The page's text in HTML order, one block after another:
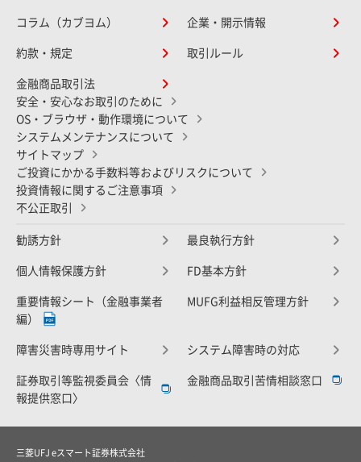
コラム（カブヨム） 企業・開示情報
約款・規定 取引ルール
金融商品取引法
安全・安心なお取引のために
OS・ブラウザ・動作環境について
システムメンテナンスについて
サイトマップ
ご投資にかかる手数料等およびリスクについて
投資情報に関するご注意事項
不公正取引
勧誘方針 最良執行方針
個人情報保護方針 FD基本方針
重要情報シート（金融事業者
編）
MUFG利益相反管理方針
障害災害時専用サイト システム障害時の対応
証券取引等監視委員会〈情
報提供窓口〉
金融商品取引苦情相談窓口
三菱UFJ eスマート証券株式会社